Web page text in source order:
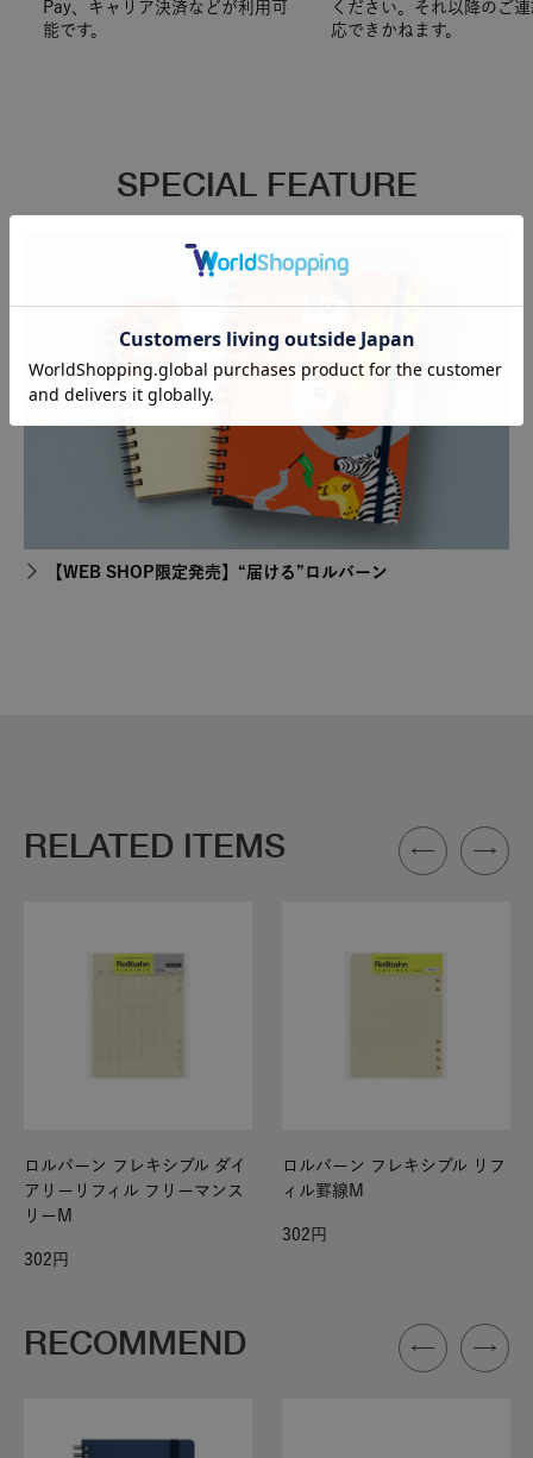
Pay、キャリア決済などが利用可
能です。
ください。それ以降のご
応できかねます。
SPECIAL FEATURE
【WEB SHOP限定発売】“届ける”ロルバーン
RELATED ITEMS
ロルバーン フレキシブル ダイ
アリーリフィル フリーマンス
リーM
302
ロルバーン フレキシブル リフ
ィル罫線M
302
RECOMMEND